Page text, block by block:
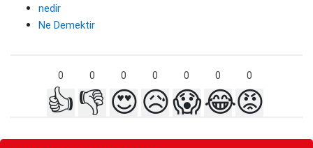
nedir
Ne Demektir
0 0 0 0 0 0 0
👍 👎 😍😥😱😂😡